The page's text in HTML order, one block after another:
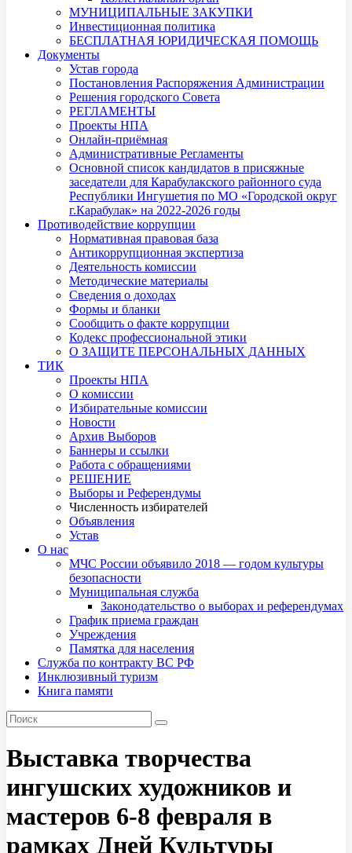
МУНИЦИПАЛЬНЫЕ ЗАКУПКИ
Инвестиционная политика
БЕСПЛАТНАЯ ЮРИДИЧЕСКАЯ ПОМОЩЬ
Документы
Устав города
Постановления Распоряжения Администрации
Решения городского Совета
РЕГЛАМЕНТЫ
Проекты НПА
Онлайн-приёмная
Административные Регламенты
Основной список кандидатов в присяжные
заседатели для Карабулакского районного суда
Республики Ингушетия по МО «Городской округ
г.Карабулак» на 2022-2026 годы
Противодействие коррупции
Нормативная правовая база
Антикоррупционная экспертиза
Деятельность комиссии
Методические материалы
Сведения о доходах
Формы и бланки
Сообщить о факте коррупции
Кодекс профессиональной этики
О ЗАЩИТЕ ПЕРСОНАЛЬНЫХ ДАННЫХ
ТИК
Проекты НПА
О комиссии
Избирательные комиссии
Новости
Архив Выборов
Баннеры и ссылки
Работа с обращениями
РЕШЕНИЕ
Выборы и Референдумы
Численность избирателей
Объявления
Устав
О нас
МЧС России объявило 2018 — годом культуры
безопасности
Муниципальная служба
Законодательство о выборах и референдумах
График приема граждан
Учреждения
Памятка для населения
Служба по контракту ВС РФ
Инклюзивный туризм
Книга памяти
Выставка творчества
ингушских художников и
мастеров 6-8 февраля в
рамках Дней Культуры